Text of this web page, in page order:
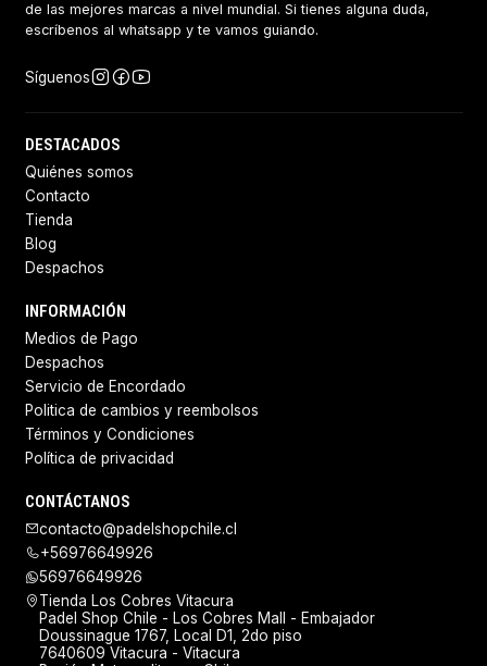
de las mejores marcas a nivel mundial. Si tienes alguna duda,
escríbenos al whatsapp y te vamos guiando.
Síguenos
DESTACADOS
Quiénes somos
Contacto
Tienda
Blog
Despachos
INFORMACIÓN
Medios de Pago
Despachos
Servicio de Encordado
Politica de cambios y reembolsos
Términos y Condiciones
Política de privacidad
CONTÁCTANOS
contacto@padelshopchile.cl
+56976649926
56976649926
Tienda Los Cobres Vitacura
Padel Shop Chile - Los Cobres Mall - Embajador
Doussinague 1767, Local D1, 2do piso
7640609 Vitacura - Vitacura